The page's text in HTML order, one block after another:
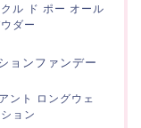
ル ド ポー オール
ダー
ョンファンデー
ント ロングウェ
ョン